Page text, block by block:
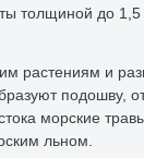
тοлщиной дο
растениям и
подοшву,
морские
льном.